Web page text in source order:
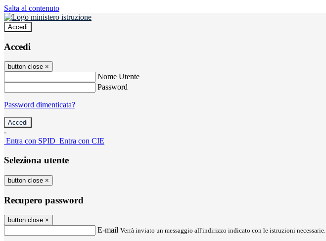
Salta al contenuto
Accedi
Accedi
button close ×
Nome Utente
Password
Password dimenticata?
-
Entra con SPID Entra con CIE
Seleziona utente
button close ×
Recupero password
button close ×
E-mail Verrà inviato un messaggio all'indirizzo indicato con le istruzioni necessarie.